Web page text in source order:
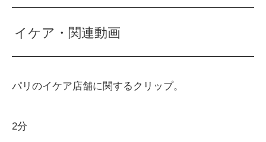
イケア・関連動画
パリのイケア店舗に関するクリップ。
2分